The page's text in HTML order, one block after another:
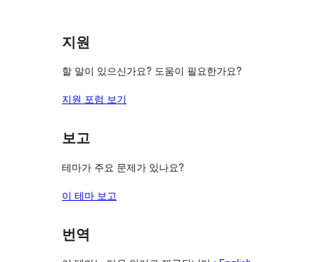
지원
할 말이 있으신가요? 도움이 필요한가요?
지원 포럼 보기
보고
테마가 주요 문제가 있나요?
이 테마 보고
번역